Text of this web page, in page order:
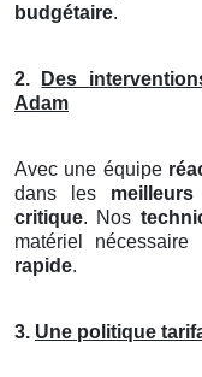
budgétaire.
2.
Des
Adam
Avec une équipe
dans les
critique. Nos
matériel
rapide.
3. Une politique